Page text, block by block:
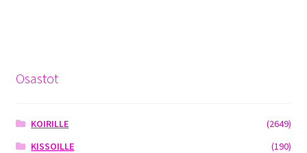
Osastot
KOIRILLE
(2649)
KISSOILLE
(190)